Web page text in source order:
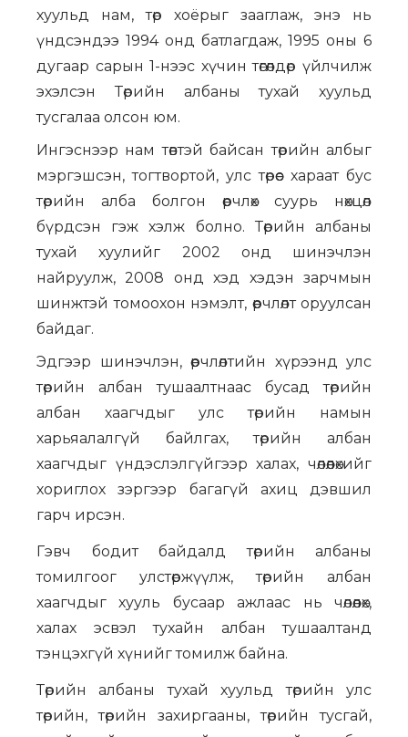
хуульд нам, төр хоёрыг зааглаж, энэ нь
үндсэндээ 1994 онд батлагдаж, 1995 оны 6
дугаар сарын 1-нээс хүчин төгөлдөр үйлчилж
эхэлсэн Төрийн албаны тухай хуульд
тусгалаа олсон юм.
Ингэснээр нам төвтэй байсан төрийн албыг
мэргэшсэн, тогтвортой, улс төрөөс хараат бус
төрийн алба болгон өөрчлөх суурь нөхцөл
бүрдсэн гэж хэлж болно. Төрийн албаны
тухай хуулийг 2002 онд шинэчлэн
найруулж, 2008 онд хэд хэдэн зарчмын
шинжтэй томоохон нэмэлт, өөрчлөлт оруулсан
байдаг.
Эдгээр шинэчлэн, өөрчлөлтийн хүрээнд улс
төрийн албан тушаалтнаас бусад төрийн
албан хаагчдыг улс төрийн намын
харьяалалгүй байлгах, төрийн албан
хаагчдыг үндэслэлгүйгээр халах, чөлөөлөхийг
хориглох зэргээр багагүй ахиц дэвшил
гарч ирсэн.
Гэвч бодит байдалд төрийн албаны
томилгоог улстөржүүлж, төрийн албан
хаагчдыг хууль бусаар ажлаас нь чөлөөлөх,
халах эсвэл тухайн албан тушаалтанд
тэнцэхгүй хүнийг томилж байна.
Төрийн албаны тухай хуульд төрийн улс
төрийн, төрийн захиргааны, төрийн тусгай,